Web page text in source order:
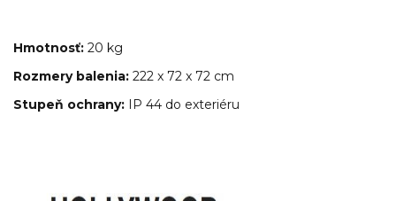
Hmotnosť: 20 kg
Rozmery balenia: 222 x 72 x 72 cm
Stupeň ochrany: IP 44 do exteriéru